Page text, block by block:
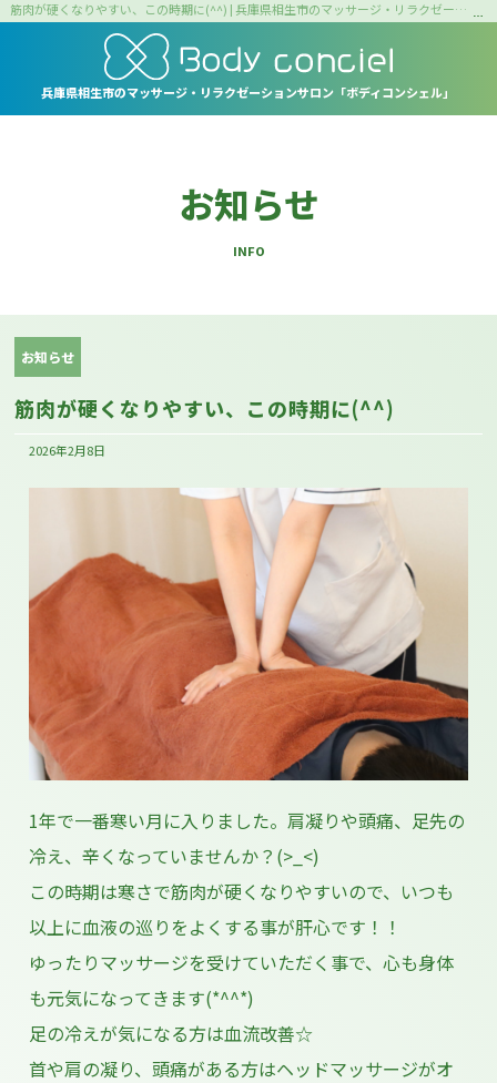
筋肉が硬くなりやすい、この時期に(^^) | 兵庫県相生市のマッサージ・リラクゼーションサロン｜ボディコンシェル
兵庫県相生市のマッサージ・リラクゼーションサロン 「ボディコンシェル」
お知らせ
INFO
お知らせ
筋肉が硬くなりやすい、この時期に(^^)
2026年2月8日
1年で一番寒い月に入りました。肩凝りや頭痛、足先の
冷え、辛くなっていませんか？(>_<)
この時期は寒さで筋肉が硬くなりやすいので、いつも
以上に血液の巡りをよくする事が肝心です！！
ゆったりマッサージを受けていただく事で、心も身体
も元気になってきます(*^^*)
足の冷えが気になる方は血流改善☆
首や肩の凝り、頭痛がある方はヘッドマッサージがオ